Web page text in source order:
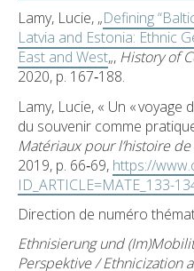
Lamy, Lucie, „Defining
Latvia and Estonia: Ethnic
East and West„, History of
2020, p. 167‑188.
Lamy, Lucie, « Un « voyage
du souvenir comme
Matériaux pour l’histoire
2019, p. 66‑69, https://
ID_ARTICLE=MATE_133-
Direction de numéro
Ethnisierung und
Perspektive / Ethnicization